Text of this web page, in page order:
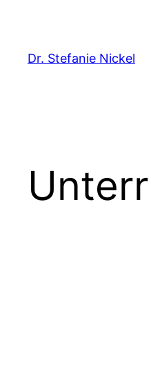
InhaltDr. Stefanie Nickel